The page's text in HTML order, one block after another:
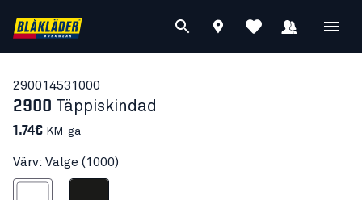
290014531000
2900 Täppiskindad
1.74€ KM-ga
Värv: Valge (1000)